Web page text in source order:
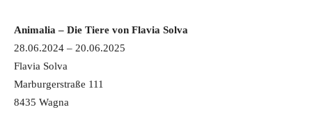
Animalia – Die Tiere von Flavia Solva
28.06.2024 – 20.06.2025
Flavia Solva
Marburgerstraße 111
8435 Wagna